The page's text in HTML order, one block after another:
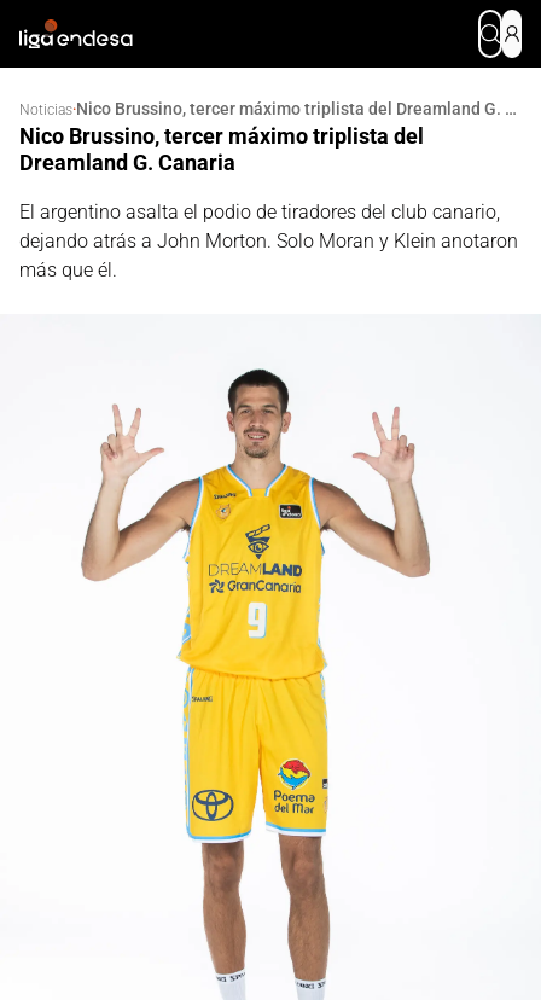
Noticias· Nico Brussino, tercer máximo triplista del Dreamland G. Canaria
Nico Brussino, tercer máximo triplista del
Dreamland G. Canaria
El argentino asalta el podio de tiradores del club canario,
dejando atrás a John Morton. Solo Moran y Klein anotaron
más que él.